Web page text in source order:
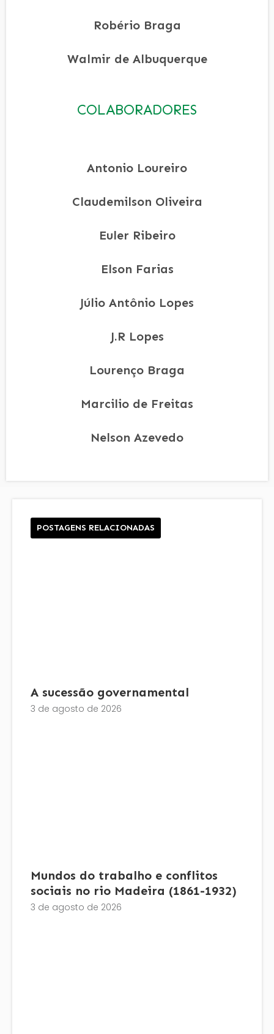
Robério Braga
Walmir de Albuquerque
COLABORADORES
Antonio Loureiro
Claudemilson Oliveira
Euler Ribeiro
Elson Farias
Júlio Antônio Lopes
J.R Lopes
Lourenço Braga
Marcilio de Freitas
Nelson Azevedo
POSTAGENS RELACIONADAS
A sucessão governamental
3 de agosto de 2026
Mundos do trabalho e conflitos
sociais no rio Madeira (1861-1932)
3 de agosto de 2026